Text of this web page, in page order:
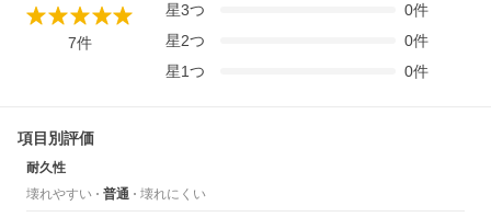
7件
星3つ 0件
星2つ 0件
星1つ 0件
項目別評価
耐久性
壊れやすい
普通 壊れにくい